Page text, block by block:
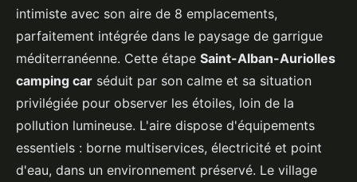
intimiste avec son aire de 8 emplacements,
parfaitement intégrée dans le paysage de garrigue
méditerranéenne. Cette étape Saint-Alban-Auriolles
camping car séduit par son calme et sa situation
privilégiée pour observer les étoiles, loin de la
pollution lumineuse. L'aire dispose d'équipements
essentiels : borne multiservices, électricité et point
d'eau, dans un environnement préservé. Le village